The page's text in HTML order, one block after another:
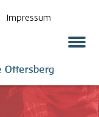
Impressum